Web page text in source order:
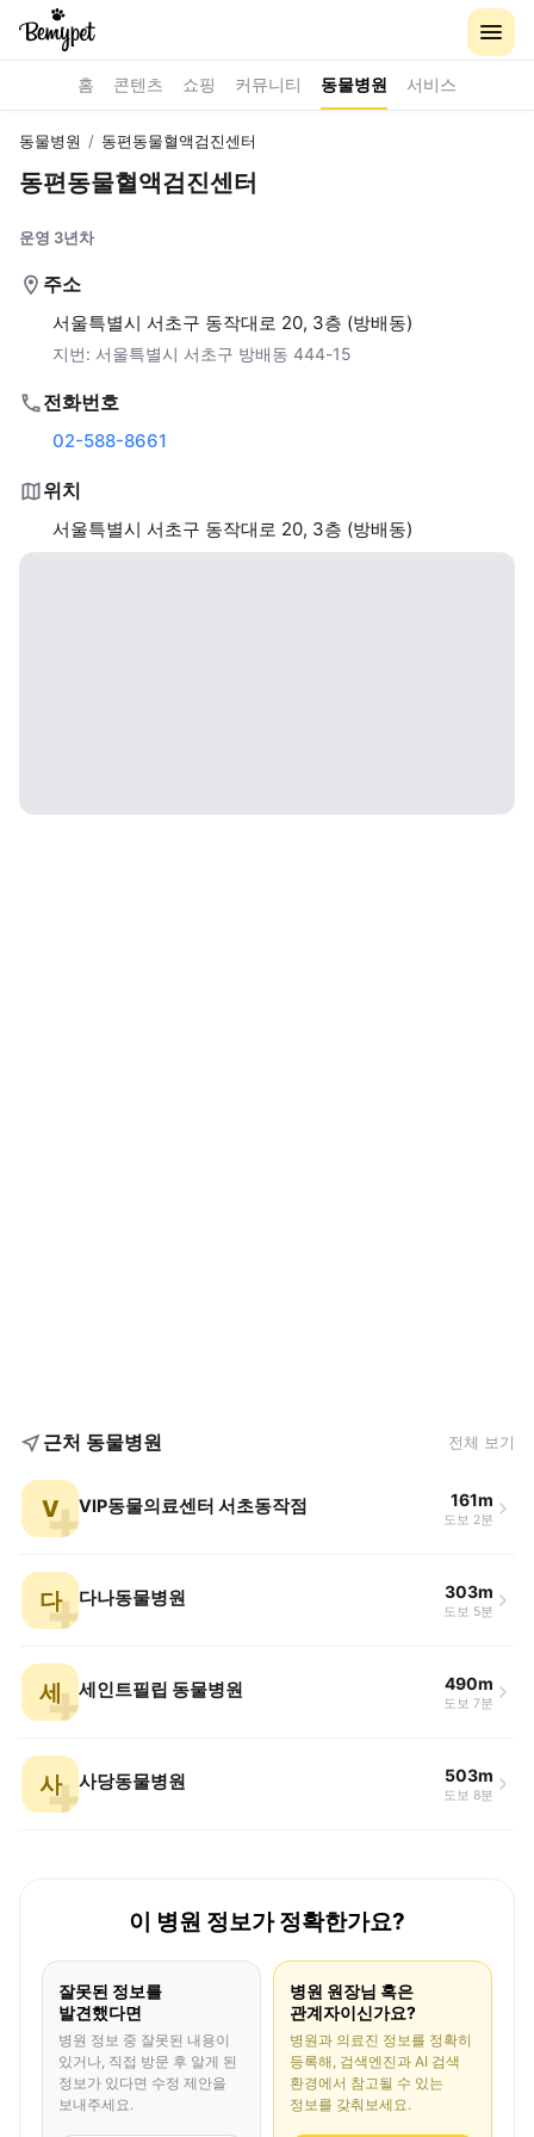
홈 콘텐츠 쇼핑 커뮤니티 동물병원 서비스
동물병원 / 동편동물혈액검진센터
동편동물혈액검진센터
운영 3년차
주소
서울특별시 서초구 동작대로 20, 3층 (방배동)
지번: 서울특별시 서초구 방배동 444-15
전화번호
02-588-8661
위치
서울특별시 서초구 동작대로 20, 3층 (방배동)
근처 동물병원 전체 보기
V VIP동물의료센터 서초동작점 161m
도보 2분
다 다나동물병원 303m
도보 5분
세 세인트필립 동물병원 490m
도보 7분
사 사당동물병원 503m
도보 8분
이 병원 정보가 정확한가요?
잘못된 정보를
발견했다면
병원 정보 중 잘못된 내용이
있거나, 직접 방문 후 알게 된
정보가 있다면 수정 제안을
보내주세요.
병원 원장님 혹은
관계자이신가요?
병원과 의료진 정보를 정확히
등록해, 검색엔진과 AI 검색
환경에서 참고될 수 있는
정보를 갖춰보세요.